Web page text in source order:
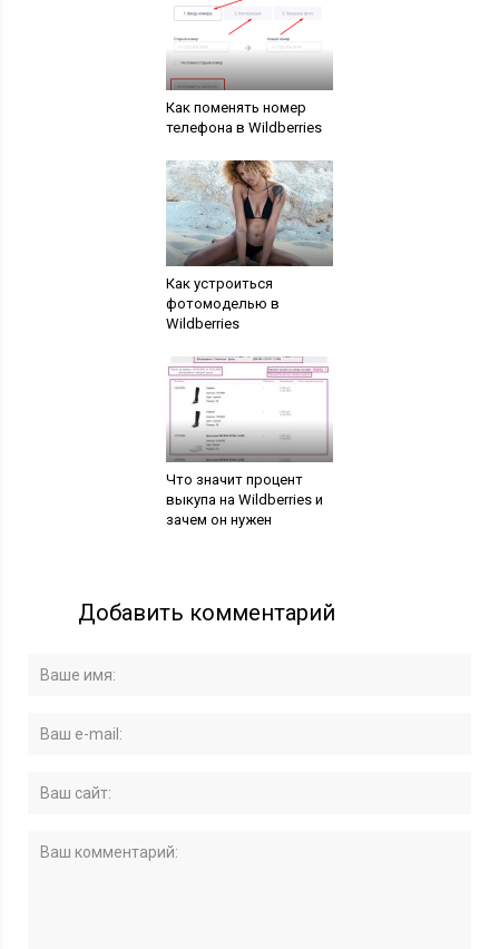
Как поменять номер
телефона в Wildberries
Как устроиться
фотомоделью в
Wildberries
Что значит процент
выкупа на Wildberries и
зачем он нужен
Добавить комментарий